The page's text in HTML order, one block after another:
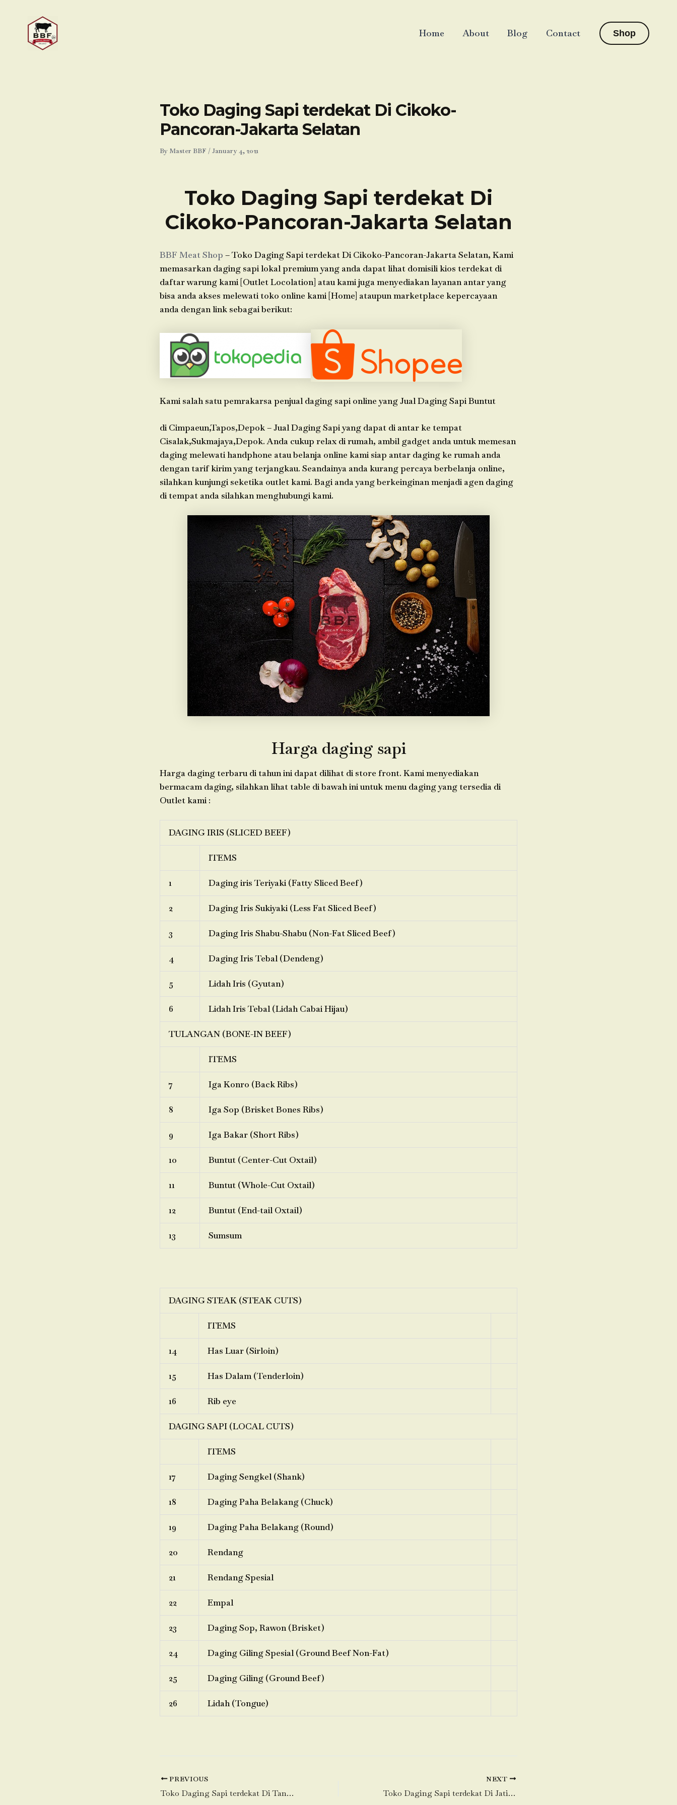
Home About Blog Contact Shop
Toko Daging Sapi terdekat Di Cikoko-
Pancoran-Jakarta Selatan
By Master BBF /January 4, 2021
Toko Daging Sapi terdekat Di
Cikoko-Pancoran-Jakarta Selatan
BBF Meat Shop – Toko Daging Sapi terdekat Di Cikoko-Pancoran-Jakarta Selatan, Kami
memasarkan daging sapi lokal premium yang anda dapat lihat domisili kios terdekat di
daftar warung kami [Outlet Locolation] atau kami juga menyediakan layanan antar yang
bisa anda akses melewati toko online kami [Home] ataupun marketplace kepercayaan
anda dengan link sebagai berikut:
Kami salah satu pemrakarsa penjual daging sapi online yang Jual Daging Sapi Buntut
di Cimpaeun,Tapos,Depok – Jual Daging Sapi yang dapat di antar ke tempat
Cisalak,Sukmajaya,Depok. Anda cukup relax di rumah, ambil gadget anda untuk memesan
daging melewati handphone atau belanja online kami siap antar daging ke rumah anda
dengan tarif kirim yang terjangkau. Seandainya anda kurang percaya berbelanja online,
silahkan kunjungi seketika outlet kami. Bagi anda yang berkeinginan menjadi agen daging
di tempat anda silahkan menghubungi kami.
Harga daging sapi
Harga daging terbaru di tahun ini dapat dilihat di store front. Kami menyediakan
bermacam daging, silahkan lihat table di bawah ini untuk menu daging yang tersedia di
Outlet kami :
DAGING IRIS (SLICED BEEF)
ITEMS
1 Daging iris Teriyaki (Fatty Sliced Beef)
2 Daging Iris Sukiyaki (Less Fat Sliced Beef)
3 Daging Iris Shabu-Shabu (Non-Fat Sliced Beef)
4 Daging Iris Tebal (Dendeng)
5 Lidah Iris (Gyutan)
6 Lidah Iris Tebal (Lidah Cabai Hijau)
TULANGAN (BONE-IN BEEF)
ITEMS
7 Iga Konro (Back Ribs)
8 Iga Sop (Brisket Bones Ribs)
9 Iga Bakar (Short Ribs)
10 Buntut (Center-Cut Oxtail)
11 Buntut (Whole-Cut Oxtail)
12 Buntut (End-tail Oxtail)
13 Sumsum
DAGING STEAK (STEAK CUTS)
ITEMS
14 Has Luar (Sirloin)
15 Has Dalam (Tenderloin)
16 Rib eye
DAGING SAPI (LOCAL CUTS)
ITEMS
17 Daging Sengkel (Shank)
18 Daging Paha Belakang (Chuck)
19 Daging Paha Belakang (Round)
20 Rendang
21 Rendang Spesial
22 Empal
23 Daging Sop, Rawon (Brisket)
24 Daging Giling Spesial (Ground Beef Non-Fat)
25 Daging Giling (Ground Beef)
26 Lidah (Tongue)
PREVIOUS
Toko Daging Sapi terdekat Di Tangki-Taman Sari-Jakarta Barat
NEXT
Toko Daging Sapi terdekat Di Jatinegara-Cakung-Jakarta Timur